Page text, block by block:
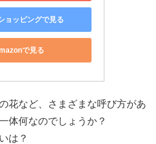
ョッピングで見る
で見る
花など、さまざまな呼び方があ
体何なのでしょうか？
は？